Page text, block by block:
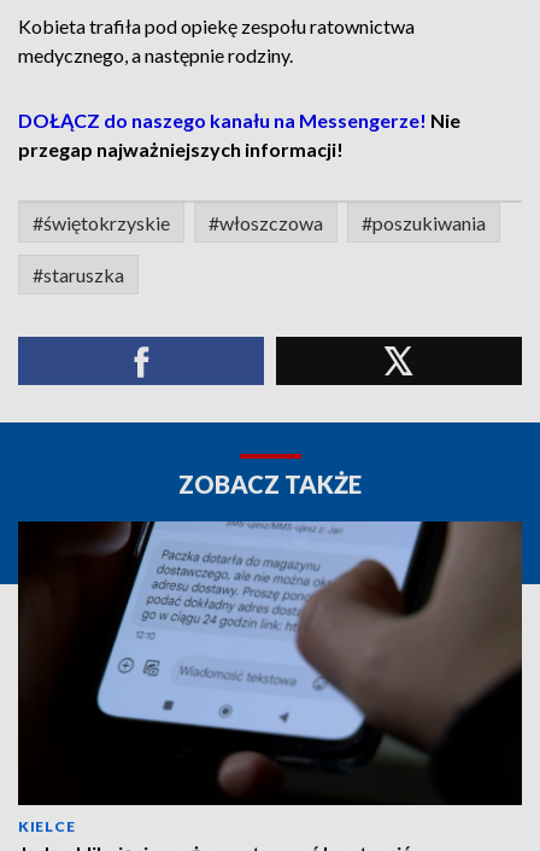
Kobieta trafiła pod opiekę zespołu ratownictwa
medycznego, a następnie rodziny.
DOŁĄCZ do naszego kanału na Messengerze! Nie
przegap najważniejszych informacji!
#świętokrzyskie #włoszczowa #poszukiwania
#staruszka
ZOBACZ TAKŻE
KIELCE